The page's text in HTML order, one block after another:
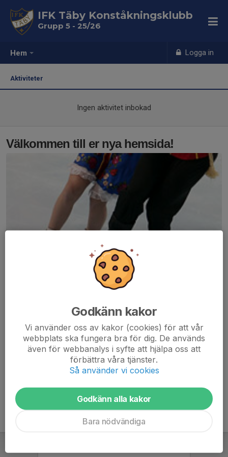
Hem Logga in
IFK Täby Konståkningsklubb
Grupp 5 - 25/26
Aktiviteter
Ingen aktivitet inbokad
Välkommen till er nya hemsida!
Här hamnar automatiskt de senaste nyheterna på hemsidan. För
att kunna börja administrera hemsidan loggar du in högst upp till
höger.
Godkänn kakor
Vi använder oss av kakor (cookies) för att vår
webbplats ska fungera bra för dig. De används
även för webbanalys i syfte att hjälpa oss att
förbättra våra tjänster.
Så använder vi cookies
Godkänn alla kakor
Bara nödvändiga